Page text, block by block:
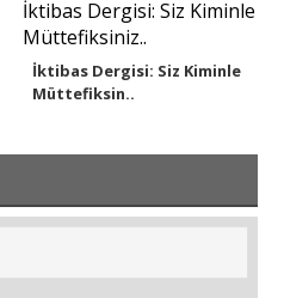
İktibas Dergisi: Siz Kiminle
Müttefiksin..